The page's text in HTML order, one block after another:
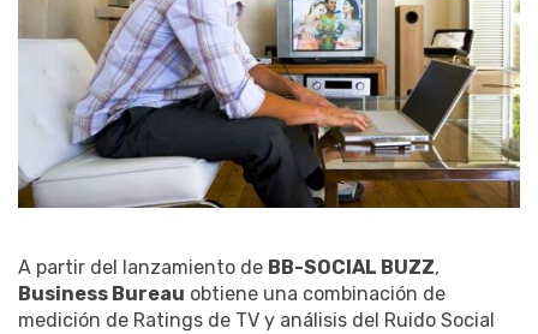
A partir del lanzamiento de BB-SOCIAL BUZZ,
Business Bureau obtiene una combinación de
medición de Ratings de TV y análisis del Ruido Social